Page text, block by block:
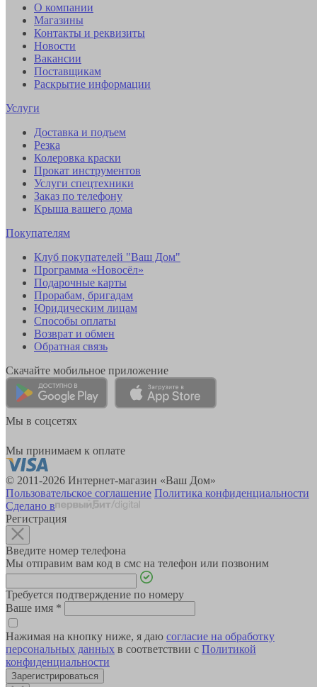
О компании
Магазины
Контакты и реквизиты
Новости
Вакансии
Поставщикам
Раскрытие информации
Услуги
Доставка и подъем
Резка
Колеровка краски
Прокат инструментов
Услуги спецтехники
Заказ по телефону
Крыша вашего дома
Покупателям
Клуб покупателей "Ваш Дом"
Программа «Новосёл»
Подарочные карты
Прорабам, бригадам
Юридическим лицам
Способы оплаты
Возврат и обмен
Обратная связь
Скачайте мобильное приложение
Мы в соцсетях
Мы принимаем к оплате
© 2011-2026 Интернет-магазин «Ваш Дом»
Пользовательское соглашение Политика конфиденциальности
Сделано в
Регистрация
Введите номер телефона
Мы отправим вам код в смс на телефон или позвоним
Требуется подтверждение по номеру
Ваше имя *
Нажимая на кнопку ниже, я даю согласие на обработку
персональных данных в соответствии с Политикой
конфиденциальности
Зарегистрироваться